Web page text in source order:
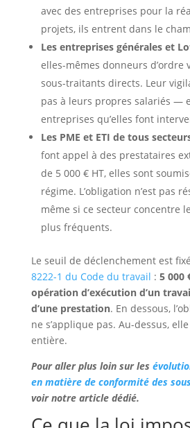
avec des entreprises pour la
projets, ils entrent dans le
Les entreprises générales et
elles-mêmes donneurs d’ordre
sous-traitants directs. Leur
pas à leurs propres salariés —
entreprises qu’elles font
Les PME et ETI de tous
font appel à des prestataires
de 5 000 € HT, elles sont
régime. L’obligation n’est pas
même si ce secteur concentre
plus fréquents.
Le seuil de déclenchement est
8222-1 du Code du travail : 5 000
opération d’exécution d’un
d’une prestation. En dessous,
ne s’applique pas. Au-dessus,
entière.
Pour aller plus loin sur les
en matière de conformité des
voir notre article dédié.